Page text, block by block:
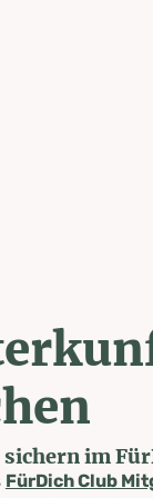
im
FürDich Club